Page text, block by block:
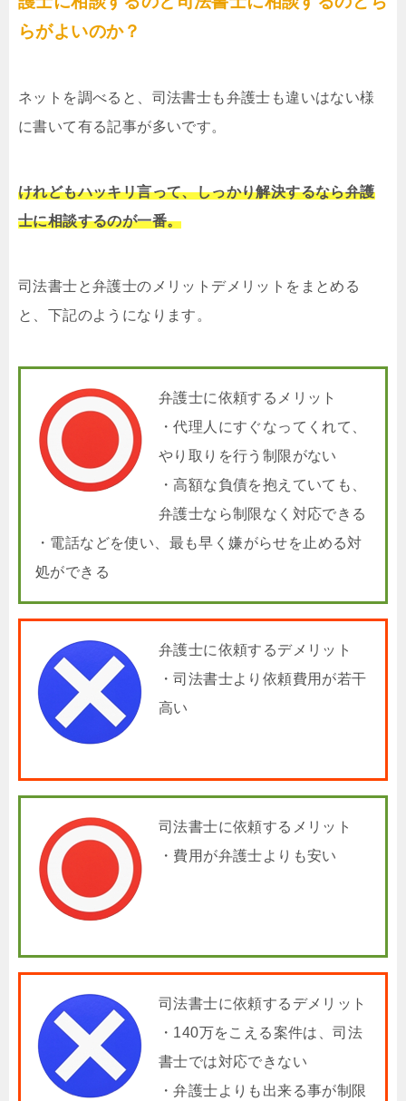
らがよいのか？
ネットを調べると、司法書士も弁護士も違いはない様
に書いて有る記事が多いです。
けれどもハッキリ言って、しっかり解決するなら弁護
士に相談するのが一番。
司法書士と弁護士のメリットデメリットをまとめる
と、下記のようになります。
弁護士に依頼するメリット
・代理人にすぐなってくれて、
やり取りを行う制限がない
・高額な負債を抱えていても、
弁護士なら制限なく対応できる
・電話などを使い、最も早く嫌がらせを止める対
処ができる
弁護士に依頼するデメリット
・司法書士より依頼費用が若干
高い
司法書士に依頼するメリット
・費用が弁護士よりも安い
司法書士に依頼するデメリット
・140万をこえる案件は、司法
書士では対応できない
・弁護士よりも出来る事が制限